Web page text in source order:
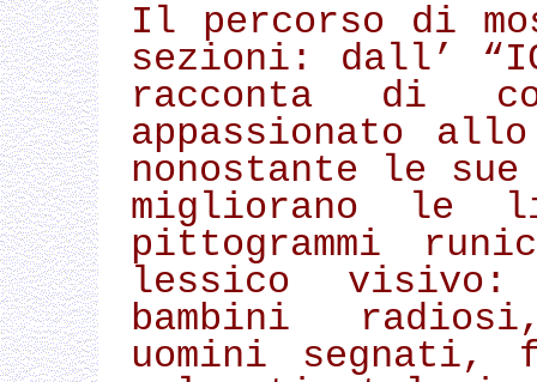
Il percorso di
sezioni: dall’
racconta di
appassionato
nonostante le
migliorano le
pittogrammi
lessico visivo:
bambini
uomini segnati,